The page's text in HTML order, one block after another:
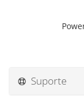
Suporte